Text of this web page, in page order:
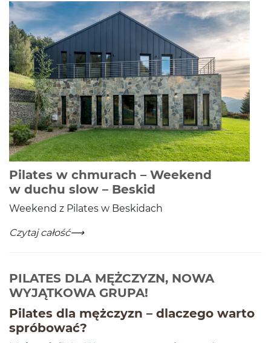
Pilates w chmurach – Weekend
w duchu slow – Beskid
Week­end z Pilates w Beskidach
Pilates w chmurach – Weekend w duchu slow –
-Czytaj całość
PILATES DLA MĘŻCZYZN, NOWA
WYJĄTKOWA GRUPA!
Pilates dla mężczyzn – dlaczego warto
spróbować?